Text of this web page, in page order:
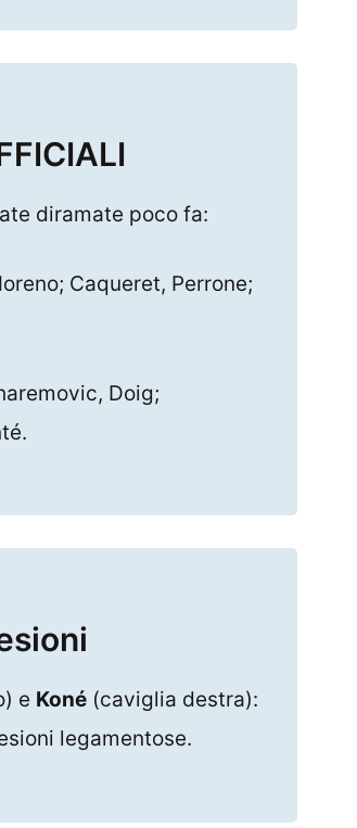
diramate poco fa:
Caqueret, Perrone;
Doig;
e Koné (caviglia destra):
legamentose.